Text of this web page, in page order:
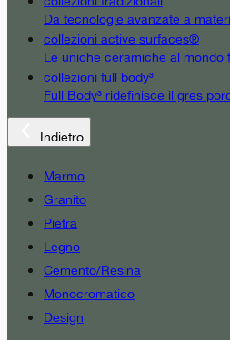
Da tecnologie avanzate a
collezioni active surfaces®
Le uniche ceramiche al mondo
collezioni full body³
Full Body³ ridefinisce il gres
Indietro
Marmo
Granito
Pietra
Legno
Cemento/Resina
Monocromatico
Design